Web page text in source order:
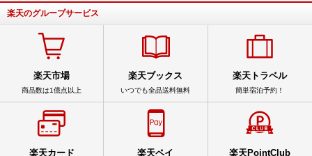
楽天のグループサービス
楽天市場
商品数は1億点以上
楽天ブックス
いつでも全品送料無料
楽天トラベル
簡単宿泊予約！
楽天カード 楽天ペイ 楽天PointClub